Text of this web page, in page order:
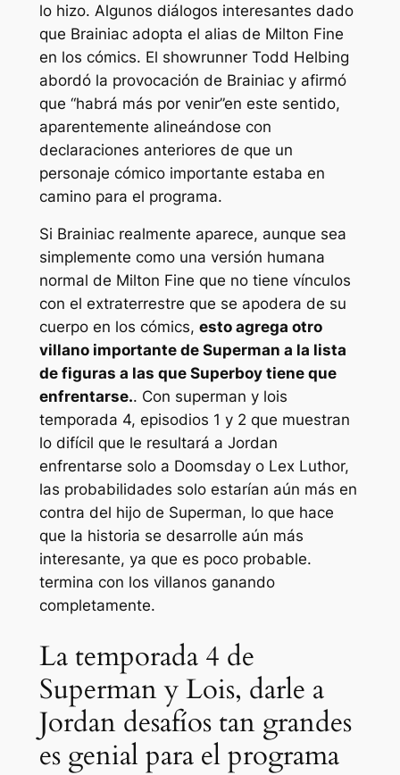
lo hizo. Algunos diálogos interesantes dado
que Brainiac adopta el alias de Milton Fine
en los cómics. El showrunner Todd Helbing
abordó la provocación de Brainiac y afirmó
que “habrá más por venir”en este sentido,
aparentemente alineándose con
declaraciones anteriores de que un
personaje cómico importante estaba en
camino para el programa.
Si Brainiac realmente aparece, aunque sea
simplemente como una versión humana
normal de Milton Fine que no tiene vínculos
con el extraterrestre que se apodera de su
cuerpo en los cómics, esto agrega otro
villano importante de Superman a la lista
de figuras a las que Superboy tiene que
enfrentarse.. Con superman y lois
temporada 4, episodios 1 y 2 que muestran
lo difícil que le resultará a Jordan
enfrentarse solo a Doomsday o Lex Luthor,
las probabilidades solo estarían aún más en
contra del hijo de Superman, lo que hace
que la historia se desarrolle aún más
interesante, ya que es poco probable.
termina con los villanos ganando
completamente.
La temporada 4 de
Superman y Lois, darle a
Jordan desafíos tan grandes
es genial para el programa